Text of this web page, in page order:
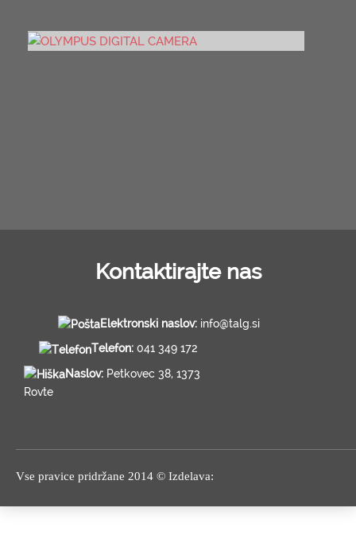
Kontaktirajte nas
Elektronski naslov: info@talg.si
Telefon: 041 349 172
Naslov: Petkovec 38, 1373
Rovte
Vse pravice pridržane 2014 © Izdelava: